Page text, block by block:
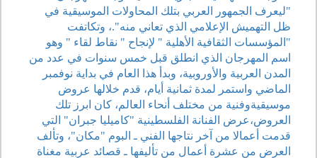
"ليعرف الجمهور العربي بتلك المحاولات الموسيقية في
ظل التهميش الإعلامي الذي تعاني منه".، وتكاتفت
"المؤسسات الثقافية الأهلية " لإنجاح " نقاط لقاء " وهو
اسم المهرجان الذي انطلق قبل خمس سنوات في عدد من
المدن العربية والأوروبية، وبدأ هذا العام في بداية نوفمبر
الماضي واستمر لمدة ثمانية أيام، قدم خلالها عروض
موسيقيةوفنية من مختلف أنحاء العالم، كان ابرز تلك
العروض،عرض الفنانة الفلسطينية "كاميليا جبران" التي
قدمت أعمالا من آخر نتاجها الفني ـ البوم "مكان"، وتألف
العرض من عشرة أعمال من تأليفها ـ قصائد عربية مغناة